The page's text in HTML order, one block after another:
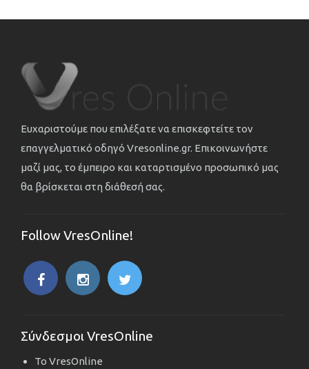
Ευχαριστούμε που επιλέξατε να επισκεφτείτε τον
επαγγελματικό οδηγό Vresonline.gr. Επικοινωνήστε
μαζί μας, το έμπειρο και καταρτισμένο προσωπικό μας
θα βρίσκεται στη διάθεσή σας.
Follow VresOnline!
Σύνδεσμοι VresOnline
Το VresOnline